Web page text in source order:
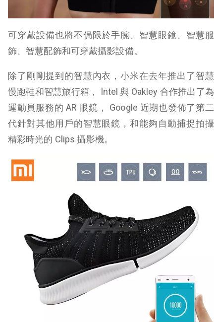
可穿戴設備也將不侷限於手腕、智慧眼鏡、智慧服
飾、智慧配飾和可穿戴攝影設備。
除了剛剛提到的智慧內衣，小米在去年推出了智慧
慢跑鞋和智慧旅行箱， Intel 與 Oakley 合作推出了為
運動員服務的 AR 眼鏡， Google 近期也發佈了第二
代針對其他用戶的智慧眼鏡，和能夠自動捕捉拍攝
精彩時光的 Clips 攝影機。